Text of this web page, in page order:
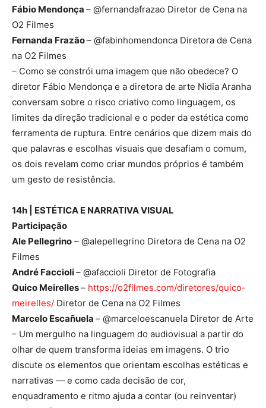
Fábio Mendonça – @fernandafrazao Diretor de Cena na
O2 Filmes
Fernanda Frazão– @fabinhomendonca Diretora de Cena
na O2 Filmes
– Como se constrói uma imagem que não obedece? O
diretor Fábio Mendonça e a diretora de arte Nidia Aranha
conversam sobre o risco criativo como linguagem, os
limites da direção tradicional e o poder da estética como
ferramenta de ruptura. Entre cenários que dizem mais do
que palavras e escolhas visuais que desafiam o comum,
os dois revelam como criar mundos próprios é também
um gesto de resistência.
14h | ESTÉTICA E NARRATIVA VISUAL
Participação
Ale Pellegrino – @alepellegrino Diretora de Cena na O2
Filmes
André Faccioli– @afaccioli Diretor de Fotografia
Quico Meirelles– https://o2filmes.com/diretores/quico-
meirelles/ Diretor de Cena na O2 Filmes
Marcelo Escañuela – @marceloescanuela Diretor de Arte
– Um mergulho na linguagem do audiovisual a partir do
olhar de quem transforma ideias em imagens. O trio
discute os elementos que orientam escolhas estéticas e
narrativas — e como cada decisão de cor,
enquadramento e ritmo ajuda a contar (ou reinventar)